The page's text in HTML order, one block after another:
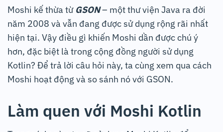
Moshi kế thừa từ GSON– một thư viện Java ra đời
năm 2008 và vẫn đang được sử dụng rộng rãi nhất
hiện tại. Vậy điều gì khiến Moshi dần được chú ý
hơn, đặc biệt là trong cộng đồng người sử dụng
Kotlin? Để trả lời câu hỏi này, ta cùng xem qua cách
Moshi hoạt động và so sánh nó với GSON.
Làm quen với Moshi Kotlin